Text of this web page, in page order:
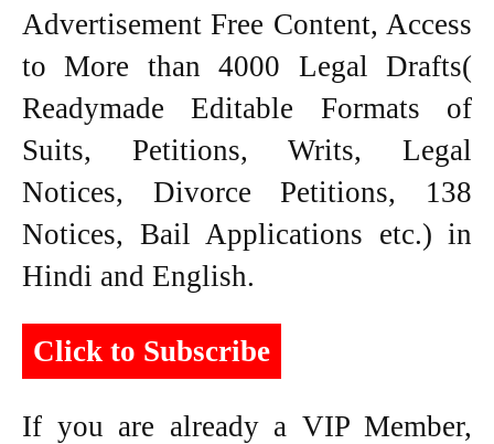
Advertisement Free Content, Access
to More than 4000 Legal Drafts(
Readymade Editable Formats of
Suits, Petitions, Writs, Legal
Notices, Divorce Petitions, 138
Notices, Bail Applications etc.) in
Hindi and English.
Click to Subscribe
If you are already a VIP Member,